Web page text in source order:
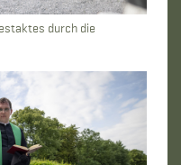
durch die